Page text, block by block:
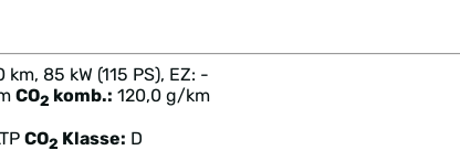
85 kW (115 PS), EZ: -
CO2 komb.: 120,0 g/km
CO2 Klasse: D